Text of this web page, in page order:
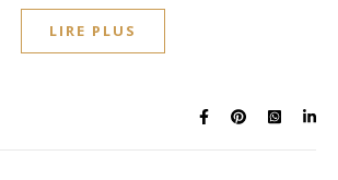
LIRE PLUS